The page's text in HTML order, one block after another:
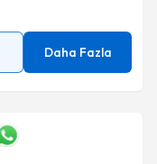
Daha Fazla